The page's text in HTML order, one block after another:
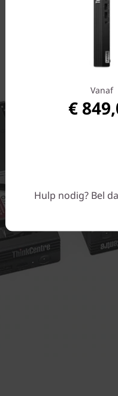
Vanaf
€
Hulp nodig? Bel